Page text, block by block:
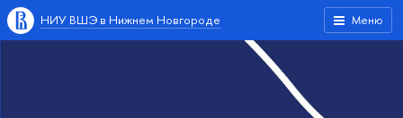
Меню
НИУ ВШЭ в Нижнем Новгороде